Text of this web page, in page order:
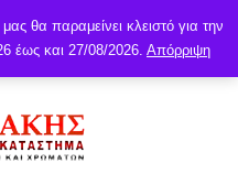
θα παραμείνει κλειστό για την
έως και 27/08/2026. Απόρριψη